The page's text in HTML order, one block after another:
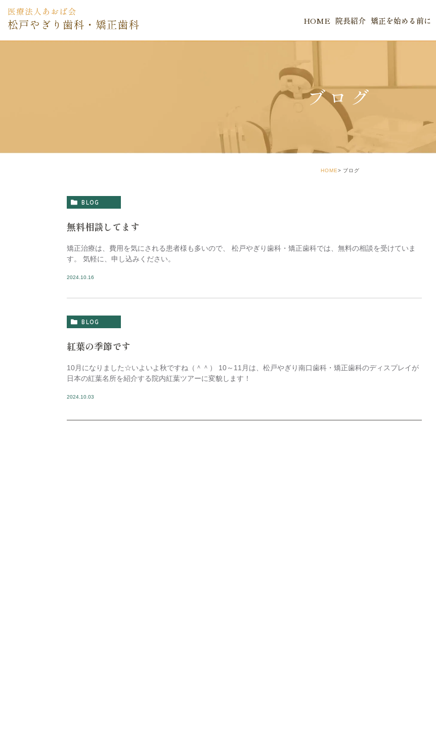
HOME 院長紹介 矯正を始める前に
ブログ
HOME ブログ
BLOG
無料相談してます
矯正治療は、費用を気にされる患者様も多いので、 松戸やぎり歯科・矯正歯科では、無料の相談を受けていま
す。 気軽に、申し込みください。
2024.10.16
BLOG
紅葉の季節です
10月になりました☆いよいよ秋ですね（＾＾） 10～11月は、松戸やぎり南口歯科・矯正歯科のディスプレイが
日本の紅葉名所を紹介する院内紅葉ツアーに変貌します！
2024.10.03